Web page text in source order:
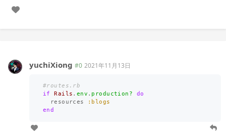
yuchiXiong #0 2021年11月13日
#routes.rb
if
Rails . env . production?
do
resources
:blogs
end